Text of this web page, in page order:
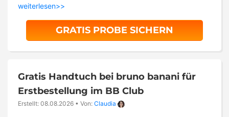
weiterlesen>>
GRATIS PROBE SICHERN
Gratis Handtuch bei bruno banani für
Erstbestellung im BB Club
Erstellt: 08.08.2026 • Von: Claudia